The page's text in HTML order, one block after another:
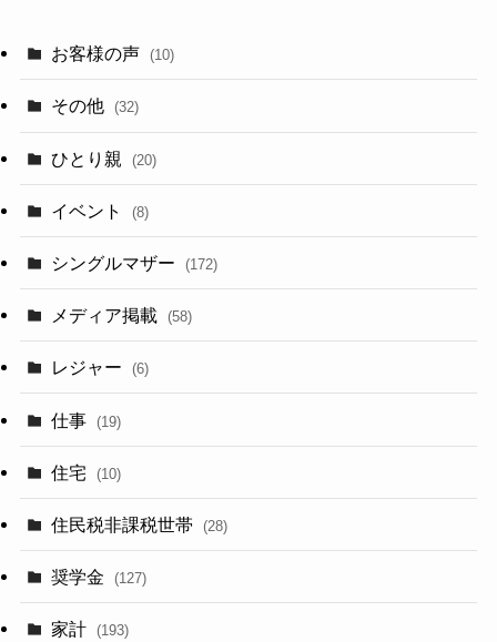
お客様の声 (10)
その他 (32)
ひとり親 (20)
イベント (8)
シングルマザー (172)
メディア掲載 (58)
レジャー (6)
仕事 (19)
住宅 (10)
住民税非課税世帯 (28)
奨学金 (127)
家計 (193)